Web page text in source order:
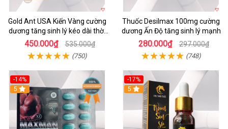
Gold Ant USA Kiến Vàng cường
dương tăng sinh lý kéo dài thời
gian
450.000₫ 535.000₫
(750)
Thuốc Desilmax 100mg cường
dương Ấn Độ tăng sinh lý mạnh
280.000₫ 297.000₫
(748)
-14%
Hot
5
-17%
5